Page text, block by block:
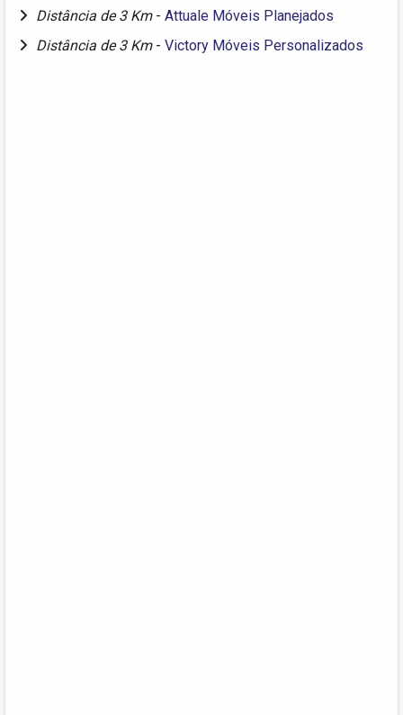
Distância de 3 Km - Attuale Móveis Planejados
Distância de 3 Km - Victory Móveis Personalizados